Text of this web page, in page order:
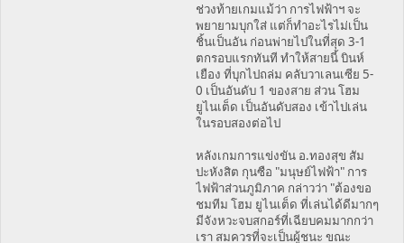
ช่วงท้ายเกมแม้ว่า การไฟฟ้าฯ จะ
พยายามบุกใส่ แต่ก็ทำอะไรไม่เป็น
ชิ้นเป็นอัน ก่อนพ่ายไปในที่สุด 3-1
ตกรอบแรกทันที ทำให้สายนี้ บินห์
เยือง ที่บุกไปถล่ม คลับวาเลนเซีย 5-
0 เป็นอันดับ 1 ของสาย ส่วน โฮม
ยูไนเต็ด เป็นอันดับสอง เข้าไปเล่น
ในรอบสองต่อไป
หลังเกมการแข่งขัน อ.ทองสุข สัม
ปะหังสิต กุนซือ "มนุษย์ไฟฟ้า" การ
ไฟฟ้าส่วนภูมิภาค กล่าวว่า "ต้องขอ
ชมทีม โฮม ยูไนเต็ด ที่เล่นได้ดีมากๆ
มีจังหวะจบสกอร์ที่เฉียบคมมากกว่า
เรา สมควรที่จะเป็นผู้ชนะ ขณะ